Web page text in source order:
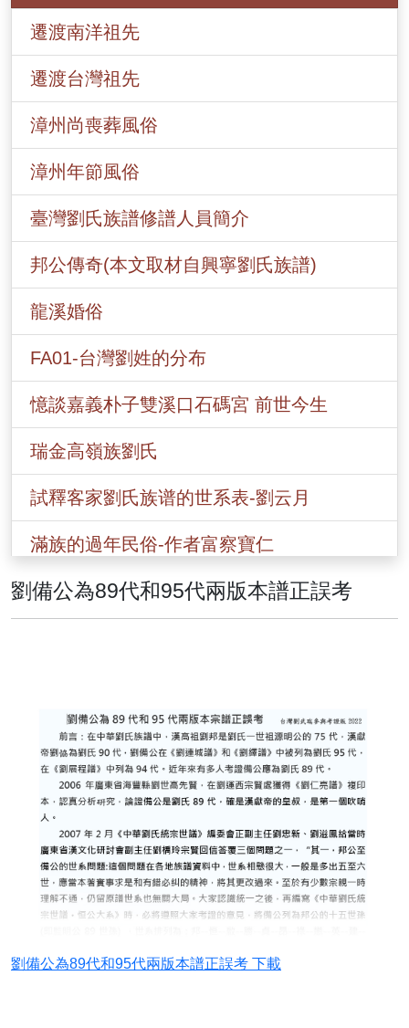
遷渡南洋祖先
遷渡台灣祖先
漳州尚喪葬風俗
漳州年節風俗
臺灣劉氏族譜修譜人員簡介
邦公傳奇(本文取材自興寧劉氏族譜)
龍溪婚俗
FA01-台灣劉姓的分布
憶談嘉義朴子雙溪口石碼宮 前世今生
瑞金高嶺族劉氏
試釋客家劉氏族谱的世系表-劉云月
滿族的過年民俗-作者富察寶仁
劉備公為89代和95代兩版本譜正誤考
2022.09.23.中山靖王(4)劉備大圖-備公89世比
較表
清末民初先賢劉國翔事略2022
屏東五溝水宗譜
劉備公為89代和95代兩版本譜正誤考
劉備公為89代和95代兩版本譜正誤考 下載